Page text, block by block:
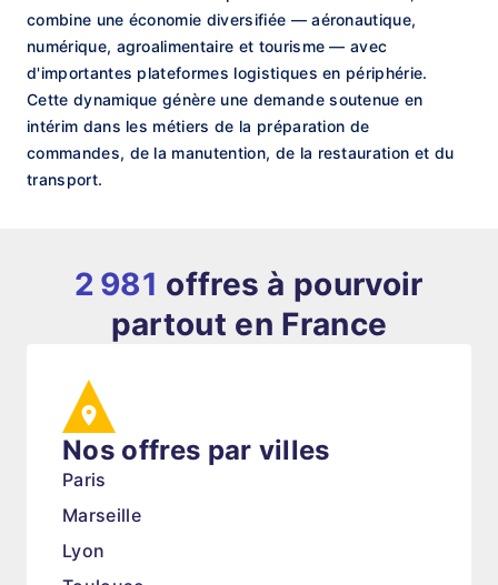
combine une économie diversifiée — aéronautique,
numérique, agroalimentaire et tourisme — avec
d'importantes plateformes logistiques en périphérie.
Cette dynamique génère une demande soutenue en
intérim dans les métiers de la préparation de
commandes, de la manutention, de la restauration et du
transport.
2 981 offres à pourvoir
partout en France
Nos offres par villes
Paris
Marseille
Lyon